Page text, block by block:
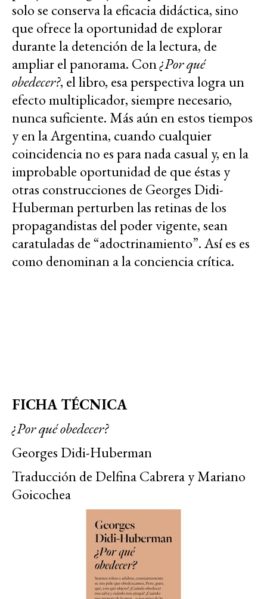
solo se conserva la eficacia didáctica, sino
que ofrece la oportunidad de explorar
durante la detención de la lectura, de
ampliar el panorama. Con¿Por qué
obedecer?, el libro, esa perspectiva logra un
efecto multiplicador, siempre necesario,
nunca suficiente. Más aún en estos tiempos
y en la Argentina, cuando cualquier
coincidencia no es para nada casual y, en la
improbable oportunidad de que éstas y
otras construcciones de Georges Didi-
Huberman perturben las retinas de los
propagandistas del poder vigente, sean
caratuladas de “adoctrinamiento”. Así es es
como denominan a la conciencia crítica.
FICHA TÉCNICA
¿Por qué obedecer?
Georges Didi-Huberman
Traducción de Delfina Cabrera y Mariano
Goicochea